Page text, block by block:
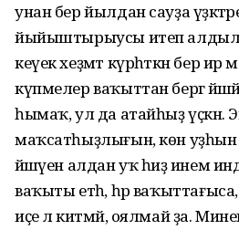
унан бер йылдан сауҙа
йыйыштырыусы итеп
кеүек хеҙмәт күрһәткән бер
күпмелер ваҡыттан бергә
һымаҡ, ул да атайһыҙ үҫкән.
маҡсатһыҙлығын, көн уҙһын
йәшәүен алдан уҡ һиҙә инем
ваҡыты етһә, һәр
иҫе лә китмәй, оялмай ҙа.